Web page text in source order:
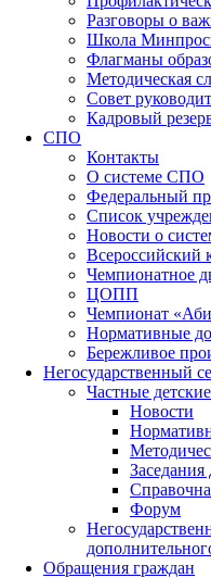
Разговоры о
Школа
Флагманы
Методическая
Совет
Кадровый
СПО
Контакты
О системе СПО
Федеральный
Список
Новости о
Всероссийский
Чемпионатное
ЦОПП
Чемпионат
Нормативные
Бережливое
Негосударственный
Частные
Новости
Форум
Обращения граждан